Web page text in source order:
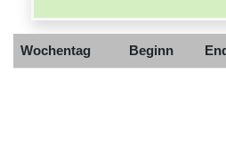
Wochentag Beginn